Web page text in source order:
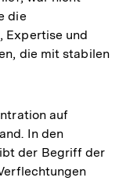
die
Expertise und
die mit stabilen
auf
In den
der Begriff der